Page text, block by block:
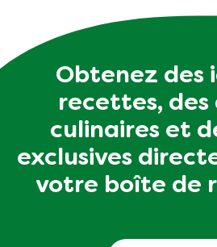
Obtenez des
recettes, des
culinaires et
exclusives
votre boîte de